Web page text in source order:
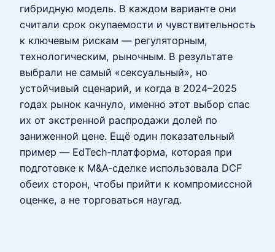
гибридную модель. В каждом варианте они
считали срок окупаемости и чувствительность
к ключевым рискам — регуляторным,
технологическим, рыночным. В результате
выбрали не самый «сексуальный», но
устойчивый сценарий, и когда в 2024–2025
годах рынок качнуло, именно этот выбор спас
их от экстренной распродажи долей по
заниженной цене. Ещё один показательный
пример — EdTech‑платформа, которая при
подготовке к M&A‑сделке использовала DCF
обеих сторон, чтобы прийти к компромиссной
оценке, а не торговаться наугад.